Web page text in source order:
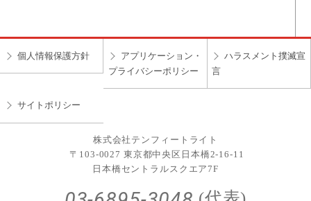
個人情報保護方針
アプリケーション・
プライバシーポリシー
ハラスメント撲滅宣
言
サイトポリシー
株式会社テンフィートライト
〒103-0027 東京都中央区日本橋2-16-11
日本橋セントラルスクエア7F